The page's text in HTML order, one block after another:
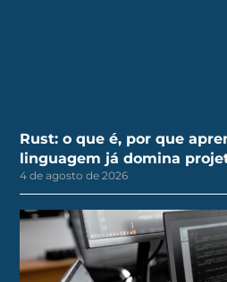
Rust: o que é, por que
linguagem já domina
4 de agosto de 2026